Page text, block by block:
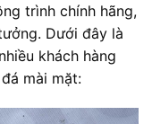
trình chính hãng,
Dưới đây là
khách hàng
mài mặt: